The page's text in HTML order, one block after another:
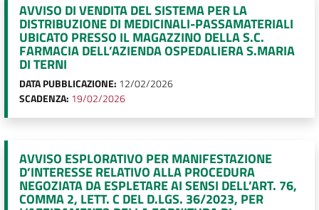
AVVISO DI VENDITA DEL SISTEMA PER LA
DISTRIBUZIONE DI MEDICINALI-PASSAMATERIALI
UBICATO PRESSO IL MAGAZZINO DELLA S.C.
FARMACIA DELL’AZIENDA OSPEDALIERA S.MARIA
DI TERNI
DATA PUBBLICAZIONE: 12/02/2026
SCADENZA: 19/02/2026
AVVISO ESPLORATIVO PER MANIFESTAZIONE
D’INTERESSE RELATIVO ALLA PROCEDURA
NEGOZIATA DA ESPLETARE AI SENSI DELL’ART. 76,
COMMA 2, LETT. C DEL D.LGS. 36/2023, PER